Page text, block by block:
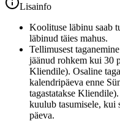
Lisainfo
Koolituse läbinu saab
läbinud täies mahus.
Tellimusest
jäänud rohkem kui 30
Kliendile). Osaline
kalendripäeva enne
tagastatakse
kuulub tasumisele, kui
päeva.